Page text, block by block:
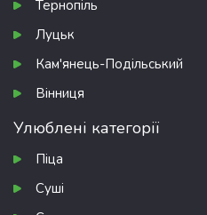
Тернопіль
Луцьк
Кам'янець-Подільський
Вінниця
Улюблені категорії
Піца
Суші